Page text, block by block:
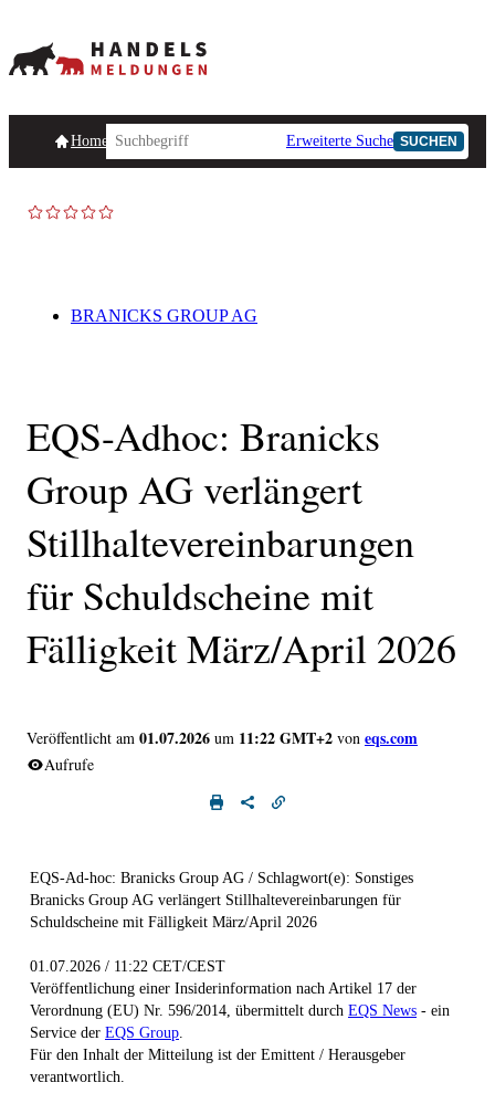
HomepageHandelsmeldungen Ad-Hoc-Meldungen
Erweiterte Suche SUCHEN
BRANICKS GROUP AG
EQS-Adhoc: Branicks
Group AG verlängert
Stillhaltevereinbarungen
für Schuldscheine mit
Fälligkeit März/April 2026
Veröffentlicht am 01.07.2026 um 11:22 GMT+2 von eqs.com
Aufrufe
EQS-Ad-hoc: Branicks Group AG / Schlagwort(e): Sonstiges
Branicks Group AG verlängert Stillhaltevereinbarungen für
Schuldscheine mit Fälligkeit März/April 2026
01.07.2026 / 11:22 CET/CEST
Veröffentlichung einer Insiderinformation nach Artikel 17 der
Verordnung (EU) Nr. 596/2014, übermittelt durch EQS News - ein
Service der EQS Group
Für den Inhalt der Mitteilung ist der Emittent / Herausgeber
verantwortlich.